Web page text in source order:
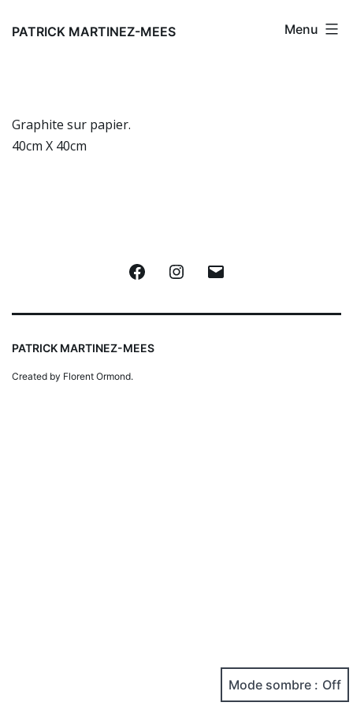
auPATRICK MARTINEZ-MEES Menu
Graphite sur papier.
40cm X 40cm
FacebookInstagram
PATRICK MARTINEZ-MEES
Created by Florent Ormond.
Mode sombre :